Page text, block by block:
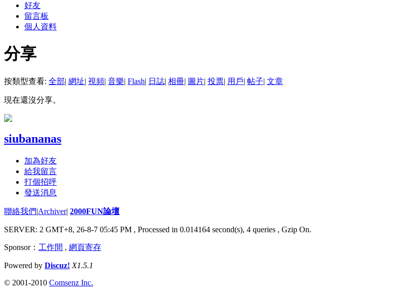
好友
留言板
個人資料
分享
按類型查看: 全部| 網址| 視頻| 音樂| Flash| 日誌| 相冊| 圖片| 投票| 用戶| 帖子| 文章
現在還沒分享。
siubananas
加為好友
給我留言
打個招呼
發送消息
聯絡我們|Archiver| 2000FUN論壇
SERVER: 2 GMT+8, 26-8-7 05:45 PM , Processed in 0.014164 second(s), 4 queries , Gzip On.
Sponsor： 工作間 , 網頁寄存
Powered by Discuz! X1.5.1
© 2001-2010 Comsenz Inc.